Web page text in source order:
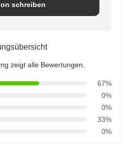
schreiben
zeigt alle Bewertungen.
67%
0%
0%
33%
0%